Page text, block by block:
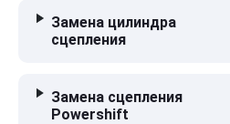
Замена цилиндра
сцепления
Замена сцепления
Powershift